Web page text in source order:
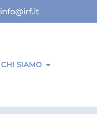
info@irf.it
CHI SIAMO